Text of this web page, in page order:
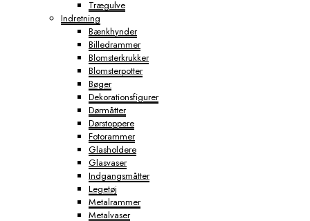
Trægulve
Indretning
Bænkhynder
Billedrammer
Blomsterkrukker
Blomsterpotter
Bøger
Dekorationsfigurer
Dørmåtter
Dørstoppere
Fotorammer
Glasholdere
Glasvaser
Indgangsmåtter
Legetøj
Metalrammer
Metalvaser